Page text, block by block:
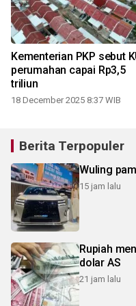
Kementerian PKP sebut
perumahan capai Rp3,5
triliun
18 December 2025 8:37 WIB
Berita Terpopuler
Wuling
15 jam lalu
Rupiah
dolar AS
21 jam lalu